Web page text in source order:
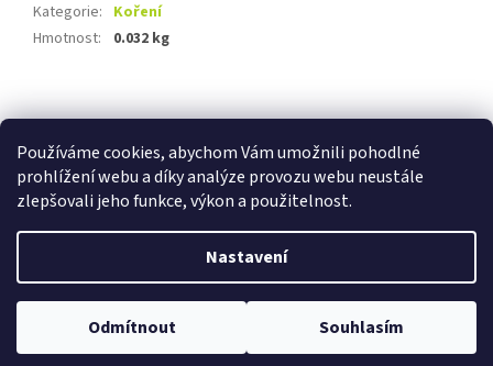
Používáme cookies, abychom Vám umožnili pohodlné
prohlížení webu a díky analýze provozu webu neustále
zlepšovali jeho funkce, výkon a použitelnost.
Nastavení
Odmítnout Souhlasím
Kategorie: Koření
Hmotnost: 0.032 kg
á
Copyright 2026E-shop Ze statku Dobříš. Všechna práva
vyhrazena.
Upravit nastavení cookies